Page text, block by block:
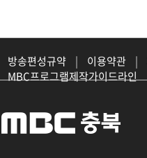
방송편성규약 | 이용약관 |
MBC프로그램제작가이드라인